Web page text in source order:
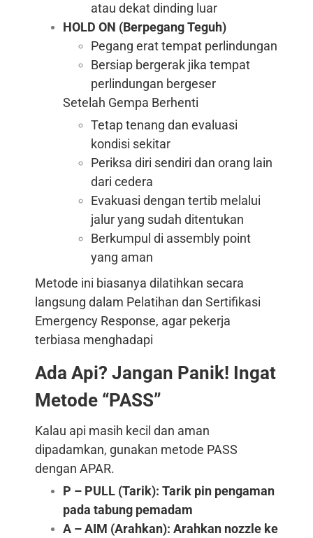
atau dekat dinding luar
HOLD ON (Berpegang Teguh)
Pegang erat tempat perlindungan
Bersiap bergerak jika tempat
perlindungan bergeser
Setelah Gempa Berhenti
Tetap tenang dan evaluasi
kondisi sekitar
Periksa diri sendiri dan orang lain
dari cedera
Evakuasi dengan tertib melalui
jalur yang sudah ditentukan
Berkumpul di assembly point
yang aman
Metode ini biasanya dilatihkan secara
langsung dalam Pelatihan dan Sertifikasi
Emergency Response, agar pekerja
terbiasa menghadapi
Ada Api? Jangan Panik! Ingat
Metode “PASS”
Kalau api masih kecil dan aman
dipadamkan, gunakan metode PASS
dengan APAR.
P – PULL (Tarik): Tarik pin pengaman
pada tabung pemadam
A – AIM (Arahkan): Arahkan nozzle ke